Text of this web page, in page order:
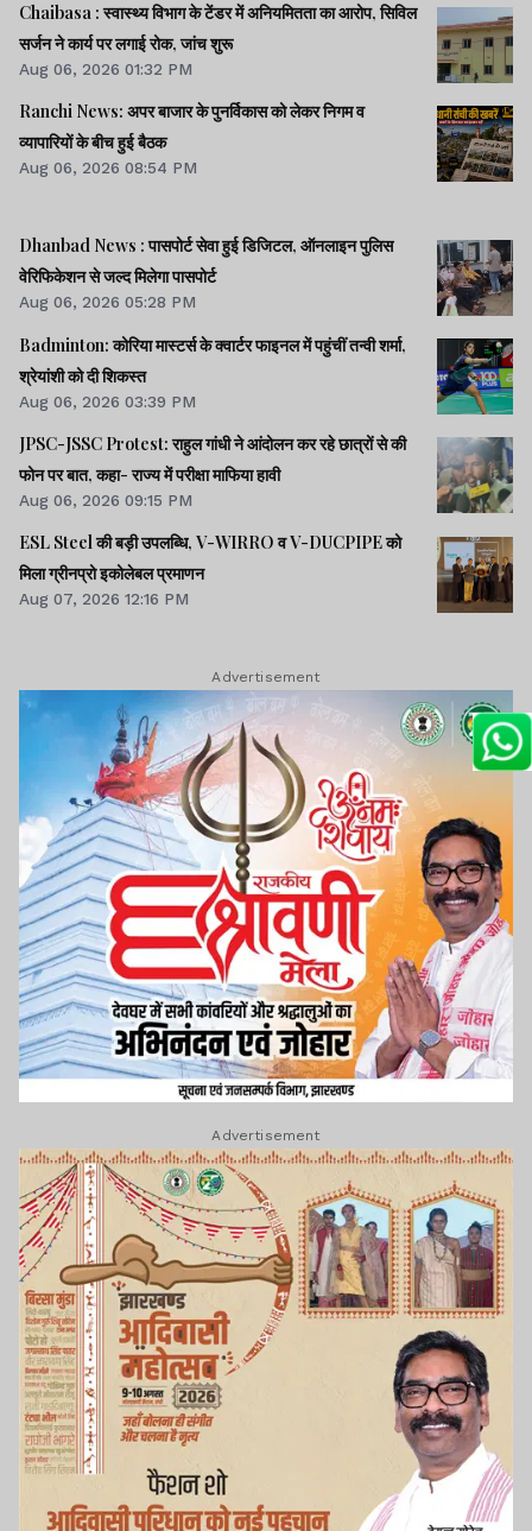
Chaibasa : स्वास्थ्य विभाग के टेंडर में अनियमितता का आरोप, सिविल
सर्जन ने कार्य पर लगाई रोक, जांच शुरू
Aug 06, 2026 01:32 PM
Ranchi News: अपर बाजार के पुनर्विकास को लेकर निगम व
व्यापारियों के बीच हुई बैठक
Aug 06, 2026 08:54 PM
Dhanbad News : पासपोर्ट सेवा हुई डिजिटल, ऑनलाइन पुलिस
वेरिफिकेशन से जल्द मिलेगा पासपोर्ट
Aug 06, 2026 05:28 PM
Badminton: कोरिया मास्टर्स के क्वार्टर फाइनल में पहुंचीं तन्वी शर्मा,
श्रेयांशी को दी शिकस्त
Aug 06, 2026 03:39 PM
JPSC-JSSC Protest: राहुल गांधी ने आंदोलन कर रहे छात्रों से की
फोन पर बात, कहा- राज्य में परीक्षा माफिया हावी
Aug 06, 2026 09:15 PM
ESL Steel की बड़ी उपलब्धि, V-WIRRO व V-DUCPIPE को
मिला ग्रीनप्रो इकोलेबल प्रमाणन
Aug 07, 2026 12:16 PM
Advertisement
Advertisement